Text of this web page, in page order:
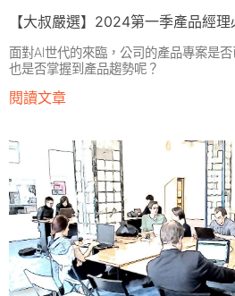
【大叔嚴選】2024第一季產品經
面對AI世代的來臨，公司的產品專案是
也是否掌握到產品趨勢呢？
閱讀文章